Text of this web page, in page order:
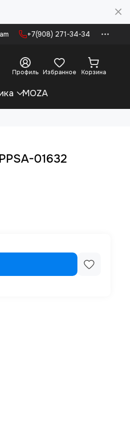
+7(908) 271-34-34
Профиль Избранное Корзина
MOZA
01632